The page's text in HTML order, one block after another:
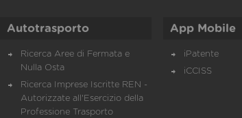
Autotrasporto
Ricerca Aree di Fermata e
Nulla Osta
Ricerca Imprese Iscritte REN -
Autorizzate all'Esercizio della
Professione Trasporto
App Mobile
iPatente
iCCISS